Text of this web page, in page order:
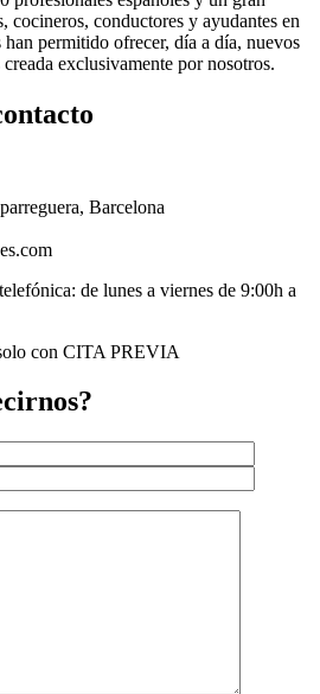
cocineros, conductores y ayudantes en
han permitido ofrecer, día a día, nuevos
exclusivamente por nosotros.
Barcelona
de lunes a viernes de 9:00h a
con CITA PREVIA